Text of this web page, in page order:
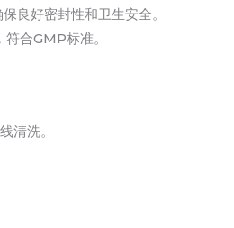
良好密封性和卫生安全。
合GMP标准。
清洗。